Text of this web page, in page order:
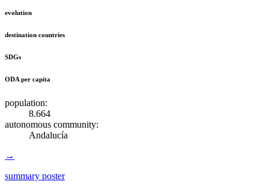
evolution
destination countries
SDGs
ODA per capita
population:
8.664
autonomous community:
Andalucía
→
summary poster